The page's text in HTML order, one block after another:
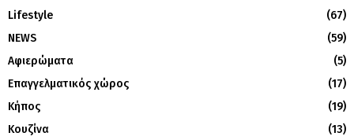
Lifestyle
(67)
NEWS
(59)
Αφιερώματα
(5)
Επαγγελματικός χώρος
(17)
Κήπος
(19)
Κουζίνα
(13)